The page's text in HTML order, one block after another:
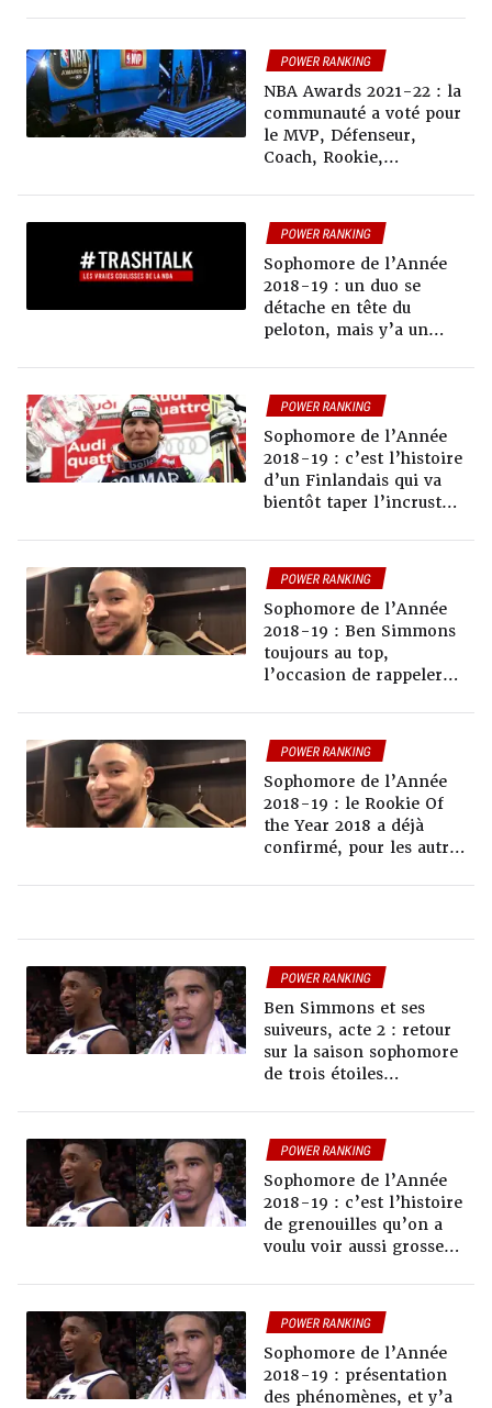
POWER RANKING
NBA Awards 2021-22 : la
communauté a voté pour
le MVP, Défenseur,
Coach, Rookie,
homme de l’année, voici
les résultats !
POWER RANKING
Sophomore de l’Année
2018-19 : un duo se
détache en tête du
peloton, mais y’a un
avril pour attaquer
POWER RANKING
Sophomore de l’Année
2018-19 : c’est l’histoire
d’un Finlandais qui va
bientôt taper l’incruste
POWER RANKING
Sophomore de l’Année
2018-19 : Ben Simmons
toujours au top,
l’occasion de rappeler
saison passée
POWER RANKING
Sophomore de l’Année
2018-19 : le Rookie Of
the Year 2018 a déjà
confirmé, pour les autres
POWER RANKING
Ben Simmons et ses
suiveurs, acte 2 : retour
sur la saison sophomore
de trois étoiles
fortunes diverses
POWER RANKING
Sophomore de l’Année
2018-19 : c’est l’histoire
de grenouilles qu’on a
voulu voir aussi grosses
POWER RANKING
Sophomore de l’Année
2018-19 : présentation
des phénomènes, et y’a